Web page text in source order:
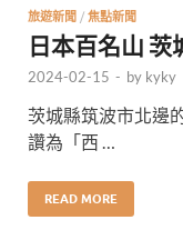
旅遊新聞 / 焦點新聞
日本百名山 茨
2024-02-15 - by kyky
茨城縣筑波市北邊
讚為「西 …
READ MORE